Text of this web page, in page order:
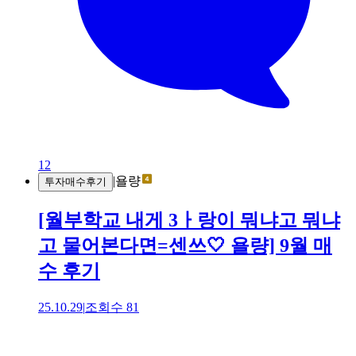
12
투자매수후기 |욜량
[월부학교 내게 3ㅏ랑이 뭐냐고 뭐냐
고 물어본다면=센쓰🤍 욜량] 9월 매
수 후기
25.10.29|조회수 81